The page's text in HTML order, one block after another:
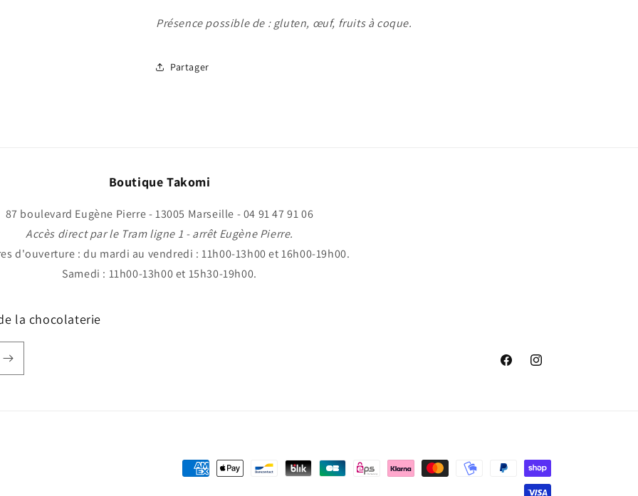
Présence possible de : gluten, œuf, fruits à coque.
Partager
Boutique Takomi
87 boulevard Eugène Pierre - 13005 Marseille - 04 91 47 91 06
Accès direct par le Tram ligne 1 - arrêt Eugène Pierre.
d'ouverture : du mardi au vendredi : 11h00-13h00 et 16h00-19h00.
Samedi : 11h00-13h00 et 15h30-19h00.
la chocolaterie
FacebookInstagram
Moyens